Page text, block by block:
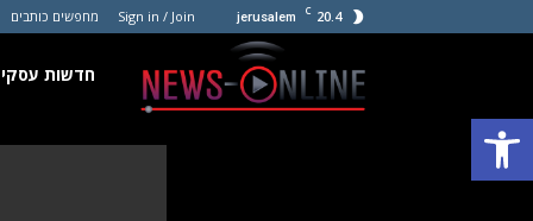
פתח סרגל נגישות
20.4
C
jerusalem
Sign in / Join מחפשים כותבים
חדשות
חדשות